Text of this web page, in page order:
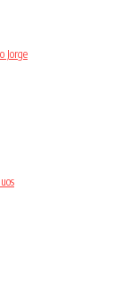
Jorge